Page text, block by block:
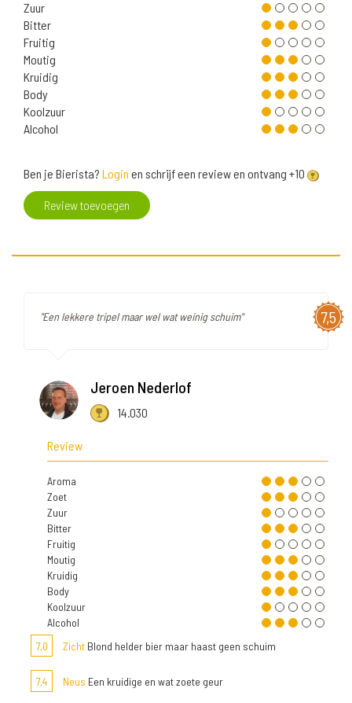
Zuur
Bitter
Fruitig
Moutig
Kruidig
Body
Koolzuur
Alcohol
Ben je Bierista? Login en schrijf een review en ontvang +10
Review toevoegen
7,5
"Een lekkere tripel maar wel wat weinig schuim"
Jeroen Nederlof
14.030
Review
Aroma
Zoet
Zuur
Bitter
Fruitig
Moutig
Kruidig
Body
Koolzuur
Alcohol
7,0
Zicht Blond helder bier maar haast geen schuim
7,4 Neus Een kruidige en wat zoete geur